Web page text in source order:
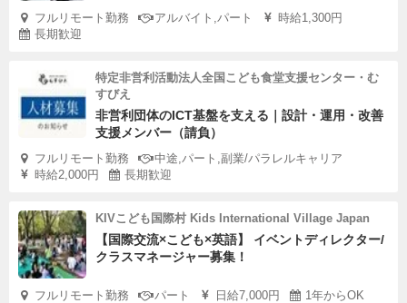
フルリモート勤務 アルバイト,パート
時給1,300円
長期歓迎
特定非営利活動法人全国こども食堂支援センター・む
すびえ
非営利団体のICT基盤を支える｜設計・運用・改善
支援メンバー（請負）
フルリモート勤務
中途,パート,副業/パラレルキャリア
時給2,000円
長期歓迎
KIVこども国際村 Kids International Village Japan
【国際交流×こども×英語】 イベントディレクター/
クラスマネージャー募集！
フルリモート勤務 パート 日給7,000円 1年からOK